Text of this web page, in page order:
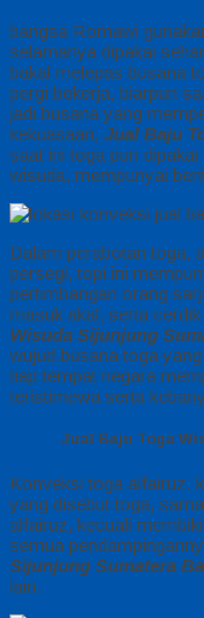
bangsa Romawi
selamanya dipakai
bakal melepas busana
pergi bekerja, biarpun
jadi busana yang
kekuasaan, Jual Baju
saat ini toga pun
wisuda, mempunyai
Dalam perabotan toga,
persegi, topi ini
pertimbangan orang
masuk akal, serta
Wisuda Sijunjung
wujud busana toga
tiap tempat negara
teristimewa serta
Jual Baju Toga
Konveksi toga alfairuz.
yang disebut toga,
alfairuz, kecuali
semua
Sijunjung Sumatera
lain.